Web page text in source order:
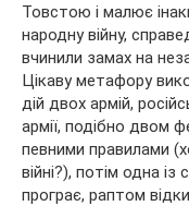
Товстою і малює
народну війну,
вчинили замах на
Цікаву метафору
дій двох армій,
армії, подібно двом
певними правилами
війні?), потім одна
програє, раптом